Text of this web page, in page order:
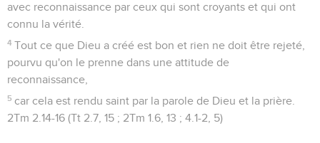
avec reconnaissance par ceux qui sont croyants et qui ont
connu la vérité.
4 Tout ce que Dieu a créé est bon et rien ne doit être rejeté,
pourvu qu'on le prenne dans une attitude de
reconnaissance,
5 car cela est rendu saint par la parole de Dieu et la prière.
2Tm 2.14-16 (Tt 2.7, 15 ; 2Tm 1.6, 13 ; 4.1-2, 5)